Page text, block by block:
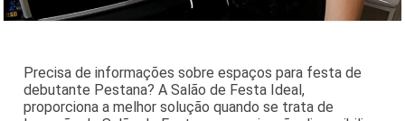
Precisa de informações sobre espaços para festa de
debutante Pestana? A Salão de Festa Ideal,
proporciona a melhor solução quando se trata de